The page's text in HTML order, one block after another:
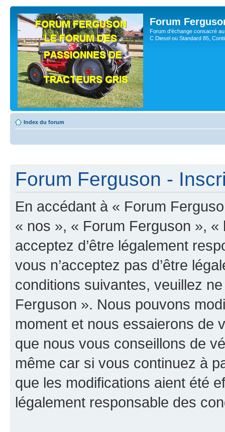
Forum
Forum d'échange consacré
C Diesel ou Standard 85,
Index du forum
Forum Ferguson -
En accédant à « Forum
« nos », « Forum Ferguson »,
acceptez d’être légalement
vous n’acceptez pas d’être
conditions suivantes, veuillez
Ferguson ». Nous pouvons
moment et nous essaierons de
que nous vous conseillons de
même car si vous continuez à
que les modifications aient été
légalement responsable des